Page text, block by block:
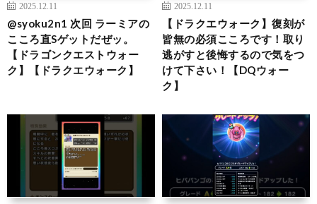
2025.12.11
@syoku2n1 次回 ラーミアの
こころ直Sゲットだぜッ。
【ドラゴンクエストウォー
ク】【ドラクエウォーク】
2025.12.11
【ドラクエウォーク】復刻が
皆無の必須こころです！取り
逃がすと後悔するので気をつ
けて下さい！【DQウォー
ク】